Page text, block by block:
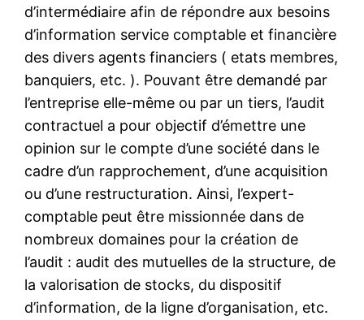
d’intermédiaire afin de répondre aux besoins
d’information service comptable et financière
des divers agents financiers ( etats membres,
banquiers, etc. ). Pouvant être demandé par
l’entreprise elle-même ou par un tiers, l’audit
contractuel a pour objectif d’émettre une
opinion sur le compte d’une société dans le
cadre d’un rapprochement, d’une acquisition
ou d’une restructuration. Ainsi, l’expert-
comptable peut être missionnée dans de
nombreux domaines pour la création de
l’audit : audit des mutuelles de la structure, de
la valorisation de stocks, du dispositif
d’information, de la ligne d’organisation, etc.